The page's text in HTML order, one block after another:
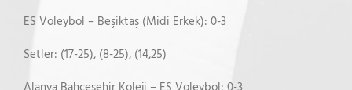
ES Voleybol – Beşiktaş (Midi Erkek): 0-3
Setler: (17-25), (8-25), (14,25)